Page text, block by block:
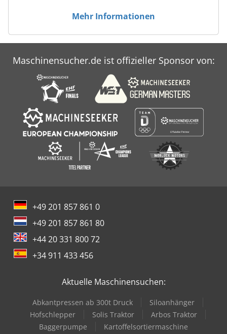
Mehr Informationen
Maschinensucher.de ist offizieller Sponsor von:
+49 201 857 861 0
+49 201 857 861 80
+44 20 331 800 72
+34 911 433 456
Aktuelle Maschinensuchen:
Abkantpressen ab 300t Druck
Siloanhänger
Hofschlepper
Solis Traktor
Arbos Traktor
Baggerpumpe
Kartoffelsortiermaschine